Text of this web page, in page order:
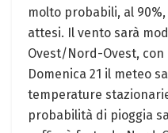
molto probabili, al
attesi. Il vento sarà
Ovest/Nord-Ovest,
Domenica 21 il meteo
temperature stazionarie
probabilità di pioggia